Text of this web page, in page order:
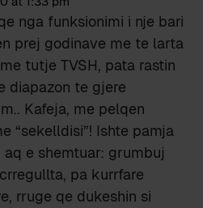
nga funksionimi i nje bari
prej godinave me te larta
tutje TVSH, pata rastin
diapazon te gjere
Kafeja, me pelqen
“sekelldisi”! Ishte pamja
e shemtuar: grumbuj
pa kurrfare
rruge qe dukeshin si